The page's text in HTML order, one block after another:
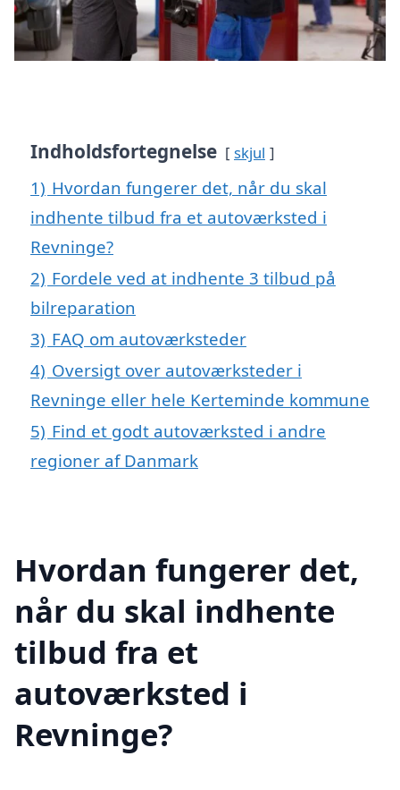
Indholdsfortegnelse skjul
1) Hvordan fungerer det, når du skal
indhente tilbud fra et autoværksted i
Revninge?
2) Fordele ved at indhente 3 tilbud på
bilreparation
3) FAQ om autoværksteder
4) Oversigt over autoværksteder i
Revninge eller hele Kerteminde kommune
5) Find et godt autoværksted i andre
regioner af Danmark
Hvordan fungerer det,
når du skal indhente
tilbud fra et
autoværksted i
Revninge?